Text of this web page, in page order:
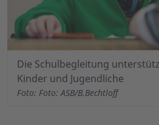
Die Schulbegleitung
Kinder und Jugendliche
Foto: Foto: ASB/B.Bechtloff